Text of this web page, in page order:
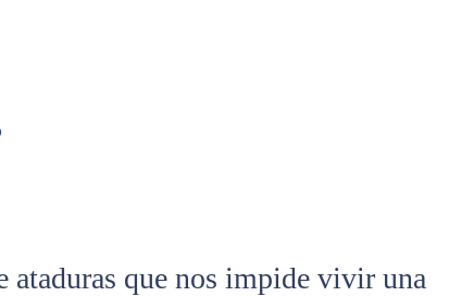
ataduras que nos impide vivir una